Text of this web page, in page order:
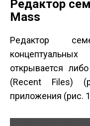
Редактор
Mass
Редактор
открывается
(Recent Files)
приложения (рис.